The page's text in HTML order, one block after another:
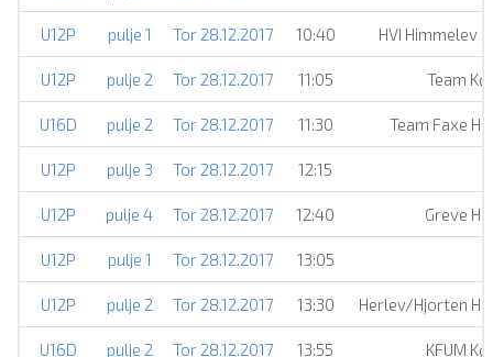
U12P pulje 1 Tor 28.12.2017 10:40 HVI Himmelev
U12P pulje 2 Tor 28.12.2017 11:05 Team
U16D pulje 2 Tor 28.12.2017 11:30 Team Faxe
U12P pulje 3 Tor 28.12.2017 12:15
U12P pulje 4 Tor 28.12.2017 12:40 Greve
U12P pulje 1 Tor 28.12.2017 13:05
U12P pulje 2 Tor 28.12.2017 13:30 Herlev/Hjorten
U16D pulje 2 Tor 28.12.2017 13:55 KFUM